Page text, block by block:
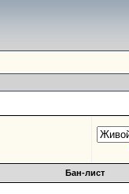
Бан-лист